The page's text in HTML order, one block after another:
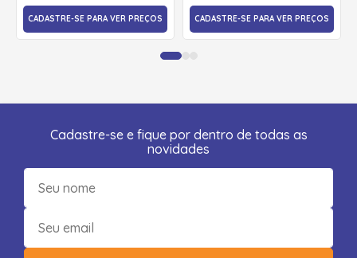
CADASTRE-SE PARA VER PREÇOS CADASTRE-SE PARA VER PREÇOS
Cadastre-se e fique por dentro de todas as
novidades